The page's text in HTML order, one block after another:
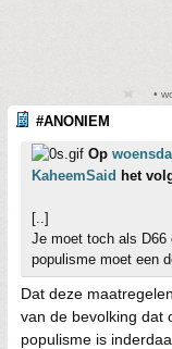
•
#ANONIEM
Op
KaheemSaid het
[..]
Je moet toch als D66
populisme moet een
Dat deze
van de bevolking dat
populisme is